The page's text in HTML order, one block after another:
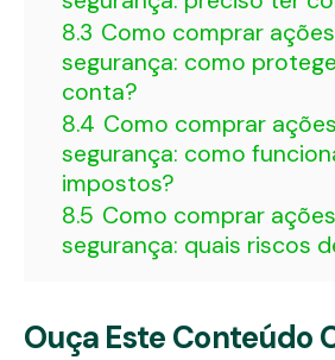
8.3 Como comprar
segurança: como
conta?
8.4 Como comprar
segurança: como
impostos?
8.5 Como comprar
segurança: quais riscos
Ouça Este Conteúdo